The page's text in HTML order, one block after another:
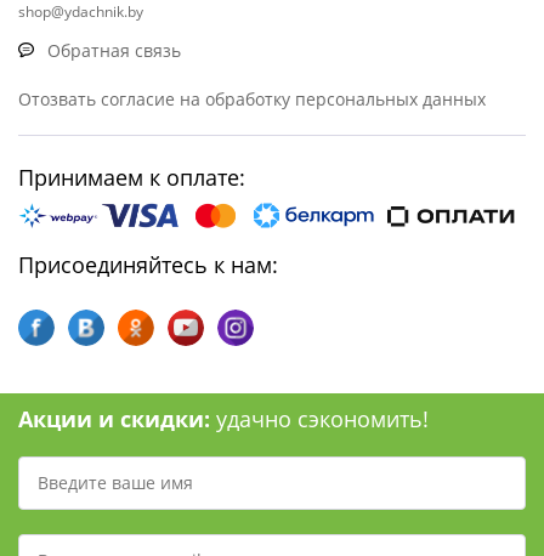
shop@ydachnik.by
Обратная связь
Отозвать согласие на обработку персональных данных
Принимаем к оплате:
Присоединяйтесь к нам:
Акции и скидки: удачно сэкономить!